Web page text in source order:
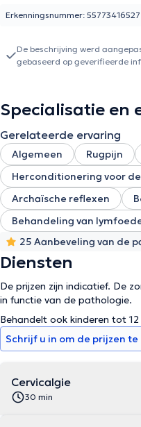
Erkenningsnummer: 55773416527
De beschrijving werd
gebaseerd op geverifieerde
Specialisatie en
Gerelateerde ervaring
Algemeen Rugpijn
Herconditionering voor
Archaïsche reflexen
Behandeling van
25 Aanbeveling van de
Diensten
De prijzen zijn indicatief. De
in functie van de pathologie.
Behandelt ook kinderen tot
Schrijf u in om de prijzen te
Cervicalgie
30 min